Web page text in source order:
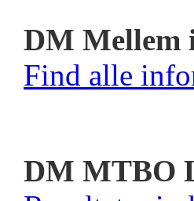
DM Mellem
Find alle
DM MTBO